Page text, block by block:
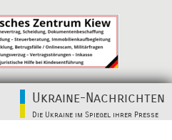
Ukraine-Nachrichten
Die Ukraine im Spiegel ihrer Presse